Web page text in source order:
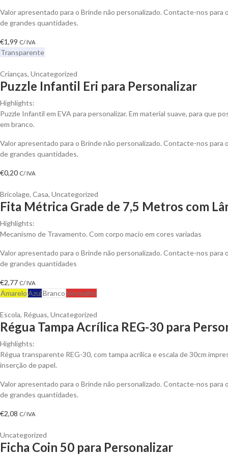
Valor apresentado para o Brinde não personalizado. Contacte-nos
de grandes quantidades.
€1,99 C/ IVA
Transparente
Crianças, Uncategorized
Puzzle Infantil Eri para Personalizar
Highlights:
Puzzle Infantil em EVA para personalizar. Em material suave, para que
em branco.
Valor apresentado para o Brinde não personalizado. Contacte-nos
de grandes quantidades.
€0,20 C/ IVA
Bricolage, Casa, Uncategorized
Fita Métrica Grade de 7,5 Metros com
Highlights:
Mecanismo de Travamento. Com corpo macio em cores variadas
Valor apresentado para o Brinde não personalizado. Contacte-nos
de grandes quantidades
€2,77 C/ IVA
AmareloAzulBrancoVermelho
Escola, Réguas, Uncategorized
Régua Tampa Acrílica REG-30 para
Highlights:
Régua transparente REG-30, com tampa acrílica e escala de 30cm
inserção de papel.
Valor apresentado para o Brinde não personalizado. Contacte-nos
de grandes quantidades.
€2,08 C/ IVA
Uncategorized
Ficha Coin 50 para Personalizar